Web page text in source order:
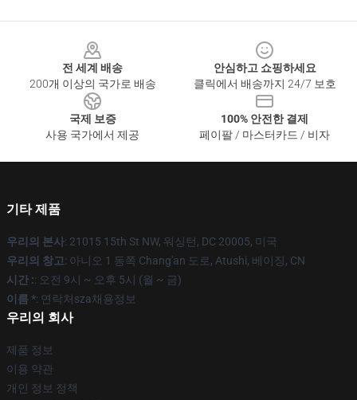
전 세계 배송
200개 이상의 국가로 배송
안심하고 쇼핑하세요
클릭에서 배송까지 24/7 보호
국제 보증
사용 국가에서 제공
100% 안전한 결제
페이팔 / 마스터카드 / 비자
기타 제품
우리의 본사: 21015 15th St NW, 워싱턴, DC 20005, 미국
우리의 창고: 아니오 1 동쪽 Chang'an 도로, Atushi, 베이징, CN
시간 :: 오전 9시 ~ 오후 5시 (월 ~ 금)
이름 *: 연락처sza채용정보
우리의 회사
제품 정보
이용 약관
개인 정보 정책